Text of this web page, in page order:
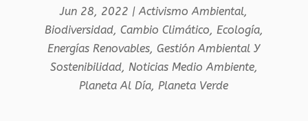
Jun 28, 2022 |Activismo Ambiental,
Biodiversidad, Cambio Climático, Ecología,
Energías Renovables,Gestión Ambiental Y
Sostenibilidad, Noticias Medio Ambiente,
Planeta Al Día,Planeta Verde